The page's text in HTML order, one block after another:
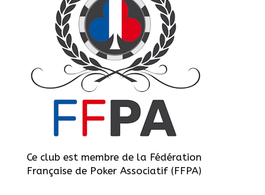
Ce club est membre de la Fédération
Française de Poker Associatif (FFPA)